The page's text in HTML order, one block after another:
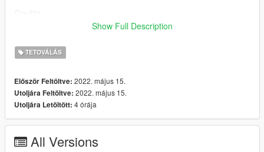
All credits go to Rockstar Games.
I do retextures for fun, I don't want no profit off of it. If you have
retexture ideas or requests let me know, if I like the idea too I'll
Show Full Description
TETOVÁLÁS
Először Feltöltve: 2022. május 15.
Utoljára Feltöltve: 2022. május 15.
Utoljára Letöltött: 4 órája
All Versions